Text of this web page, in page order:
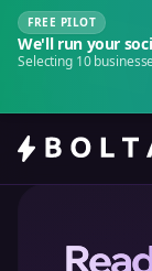
FREE PILOT
We'll run your
Selecting 10